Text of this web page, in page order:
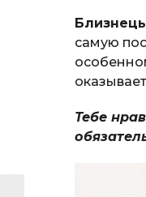
самую
Тебе